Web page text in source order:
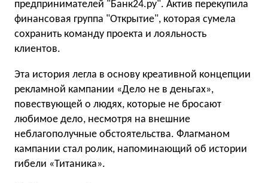
предпринимателей "Банк24.ру". Актив перекупила
финансовая группа "Открытие", которая сумела
сохранить команду проекта и лояльность
клиентов.
Эта история легла в основу креативной концепции
рекламной кампании «Дело не в деньгах»,
повествующей о людях, которые не бросают
любимое дело, несмотря на внешние
неблагополучные обстоятельства. Флагманом
кампании стал ролик, напоминающий об истории
гибели «Титаника».